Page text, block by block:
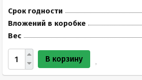
Срок годности
Вложений в коробке
Вес
В корзину